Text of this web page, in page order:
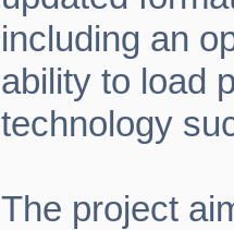
including an
ability to load
technology
The project